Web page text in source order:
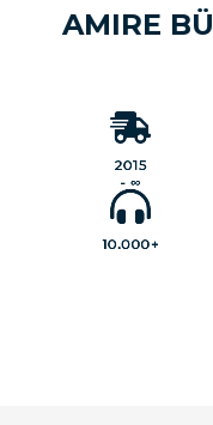
AMIRE
2015
- ∞
A
MobilGarázsBolt.hu
már
2015
óta
szolgálja vásárlói
igényt kielégítő
termékpalettájával.
10.000+
Indulásunk óta
10.000
-nél is
több
termék
et
a különböző